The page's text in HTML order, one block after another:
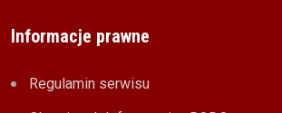
Informacje prawne
Regulamin serwisu